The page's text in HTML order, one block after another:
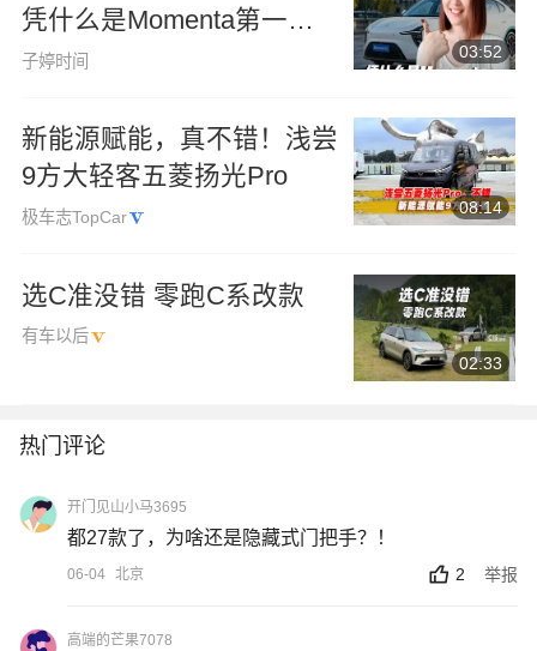
凭什么是Momenta第一个
拿到？
子婷时间
03:52
新能源赋能，真不错！浅尝
9方大轻客五菱扬光Pro
极车志TopCar
08:14
选C准没错 零跑C系改款
有车以后
02:33
热门评论
开门见山小马3695
都27款了，为啥还是隐藏式门把手？！
06-04 北京 2 举报
高端的芒果7078